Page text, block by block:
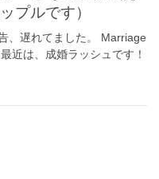
プルです）
、遅れてました。 Marriage
近は、成婚ラッシュです！